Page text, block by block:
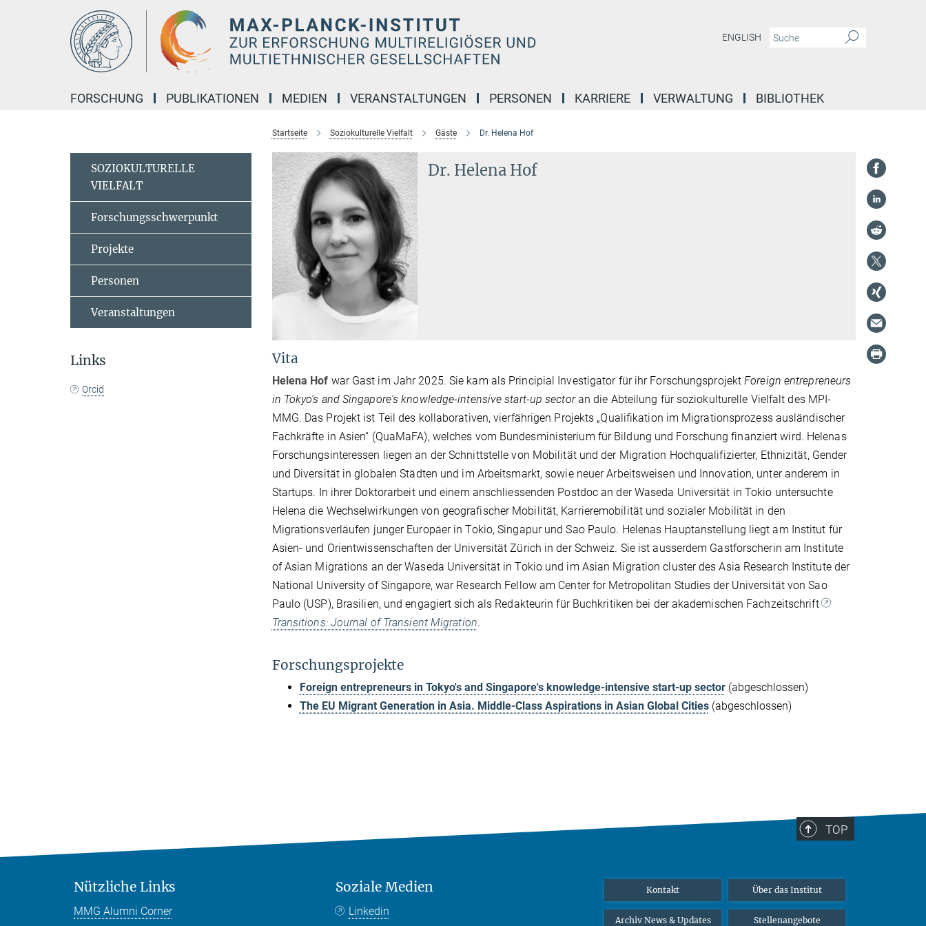
ENGLISH
FORSCHUNG PUBLIKATIONEN MEDIEN VERANSTALTUNGEN PERSONEN KARRIERE VERWALTUNG BIBLIOTHEK
Startseite Soziokulturelle Vielfalt Gäste Dr. Helena Hof
Dr. Helena Hof
Vita
Helena Hof war Gast im Jahr 2025. Sie kam als Principial Investigator für ihr ForschungsprojektForeign entrepreneurs
in Tokyo's and Singapore's knowledge-intensive start-up sectoran die Abteilung für soziokulturelle Vielfalt des MPI-
MMG. Das Projekt ist Teil des kollaborativen, vierfährigen Projekts „Qualifikation im Migrationsprozess ausländischer
Fachkräfte in Asien“ (QuaMaFA), welches vom Bundesministerium für Bildung und Forschung finanziert wird. Helenas
Forschungsinteressen liegen an der Schnittstelle von Mobilität und der Migration Hochqualifizierter, Ethnizität, Gender
und Diversität in globalen Städten und im Arbeitsmarkt, sowie neuer Arbeitsweisen und Innovation, unter anderem in
Startups. In ihrer Doktorarbeit und einem anschliessenden Postdoc an der Waseda Universität in Tokio untersuchte
Helena die Wechselwirkungen von geografischer Mobilität, Karrieremobilität und sozialer Mobilität in den
Migrationsverläufen junger Europäer in Tokio, Singapur und Sao Paulo. Helenas Hauptanstellung liegt am Institut für
Asien- und Orientwissenschaften der Universität Zürich in der Schweiz. Sie ist ausserdem Gastforscherin am Institute
of Asian Migrations an der Waseda Universität in Tokio und im Asian Migration cluster des Asia Research Institute der
National University of Singapore, war Research Fellow am Center for Metropolitan Studies der Universität von Sao
Paulo (USP), Brasilien, und engagiert sich als Redakteurin für Buchkritiken bei der akademischen Fachzeitschrift
Transitions: Journal of Transient Migration.
Forschungsprojekte
Foreign entrepreneurs in Tokyo's and Singapore's knowledge-intensive start-up sector(abgeschlossen)
The EU Migrant Generation in Asia. Middle-Class Aspirations in Asian Global Cities(abgeschlossen)
SOZIOKULTURELLE
VIELFALT
Forschungsschwerpunkt
Projekte
Personen
Veranstaltungen
Links
Orcid
TOP
Nützliche Links
MMG Alumni Corner
Soziale Medien
Linkedin
Kontakt Über das Institut
Archiv News & Updates Stellenangebote